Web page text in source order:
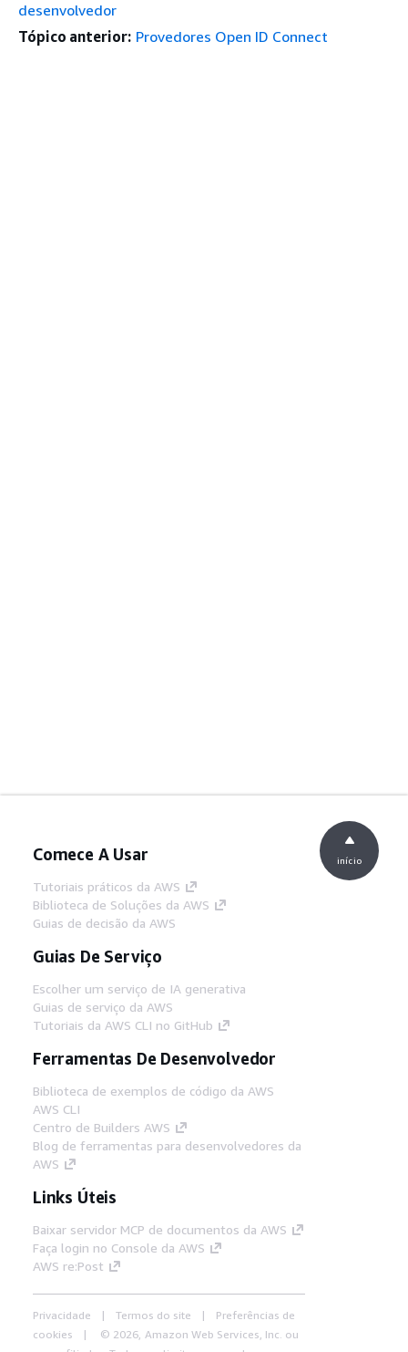
desenvolvedor
Tópico anterior: Provedores Open ID Connect
Comece A Usar
Tutoriais práticos da AWS
Biblioteca de Soluções da AWS
Guias de decisão da AWS
Guias De Serviço
Escolher um serviço de IA generativa
Guias de serviço da AWS
Tutoriais da AWS CLI no GitHub
Ferramentas De Desenvolvedor
Biblioteca de exemplos de código da AWS
AWS CLI
Centro de Builders AWS
Blog de ferramentas para desenvolvedores da
AWS
Links Úteis
Baixar servidor MCP de documentos da AWS
Faça login no Console da AWS
AWS re:Post
Privacidade Termos do site
Preferências de
cookies
© 2026, Amazon Web Services, Inc. ou
início